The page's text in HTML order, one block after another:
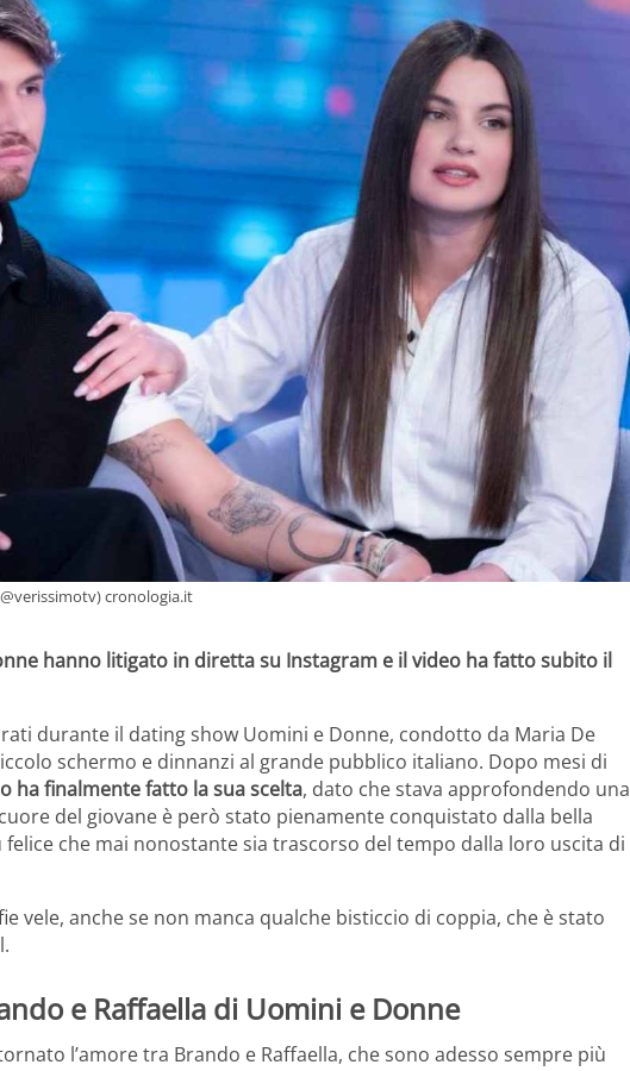
cronologia.it
hanno litigato in diretta su Instagram e il video ha fatto subito il
durante il dating show Uomini e Donne, condotto da Maria De
schermo e dinnanzi al grande pubblico italiano. Dopo mesi di
ha finalmente fatto la sua scelta, dato che stava approfondendo una
del giovane è però stato pienamente conquistato dalla bella
felice che mai nonostante sia trascorso del tempo dalla loro uscita di
vele, anche se non manca qualche bisticcio di coppia, che è stato
e Raffaella di Uomini e Donne
l’amore tra Brando e Raffaella, che sono adesso sempre più